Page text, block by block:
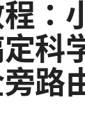
：
科
路